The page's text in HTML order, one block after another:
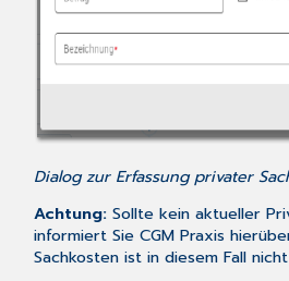
Dialog zur Erfassung privater
Achtung: Sollte kein aktueller
informiert Sie CGM Praxis
Sachkosten ist in diesem Fall